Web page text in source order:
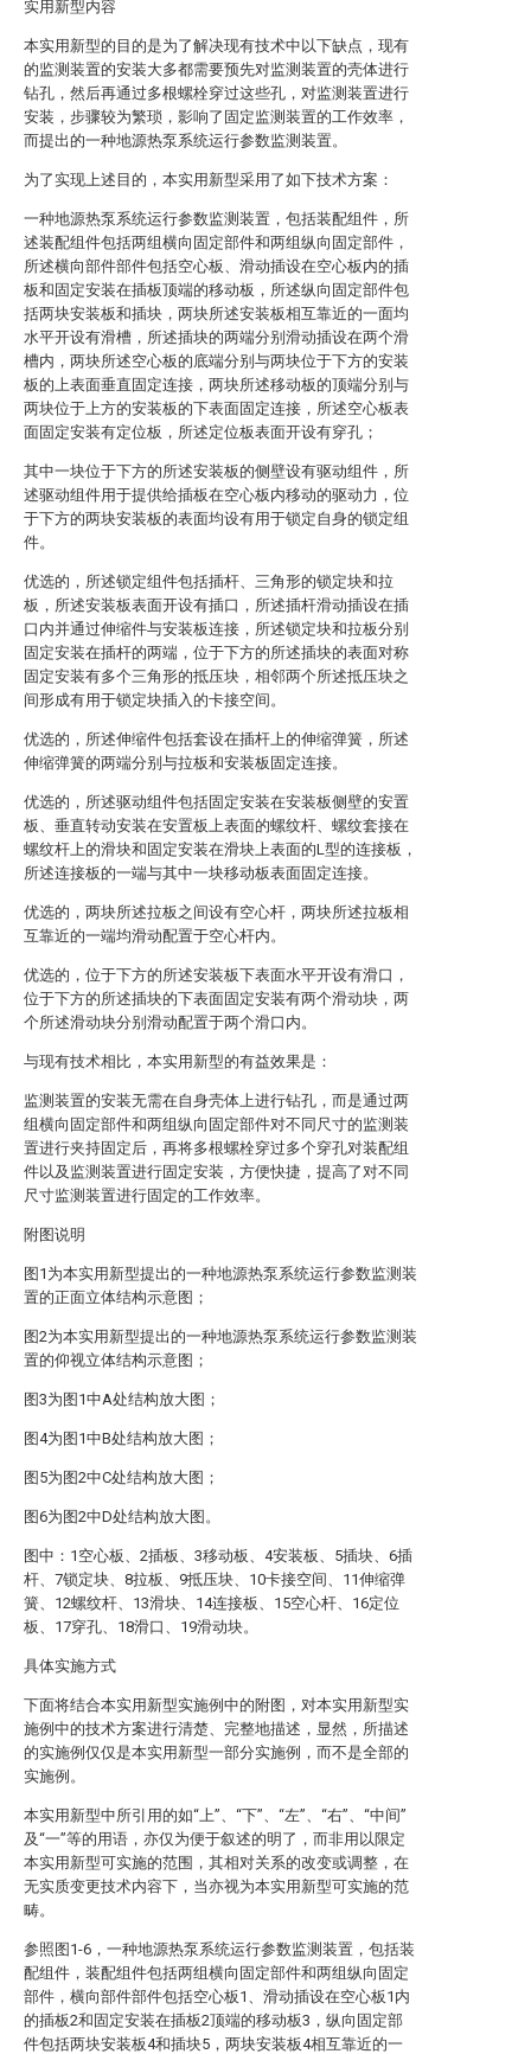
实用新型内容
本实用新型的目的是为了解决现有技术中以下缺点，现有
的监测装置的安装大多都需要预先对监测装置的壳体进行
钻孔，然后再通过多根螺栓穿过这些孔，对监测装置进行
安装，步骤较为繁琐，影响了固定监测装置的工作效率，
而提出的一种地源热泵系统运行参数监测装置。
为了实现上述目的，本实用新型采用了如下技术方案：
一种地源热泵系统运行参数监测装置，包括装配组件，所
述装配组件包括两组横向固定部件和两组纵向固定部件，
所述横向部件部件包括空心板、滑动插设在空心板内的插
板和固定安装在插板顶端的移动板，所述纵向固定部件包
括两块安装板和插块，两块所述安装板相互靠近的一面均
水平开设有滑槽，所述插块的两端分别滑动插设在两个滑
槽内，两块所述空心板的底端分别与两块位于下方的安装
板的上表面垂直固定连接，两块所述移动板的顶端分别与
两块位于上方的安装板的下表面固定连接，所述空心板表
面固定安装有定位板，所述定位板表面开设有穿孔；
其中一块位于下方的所述安装板的侧壁设有驱动组件，所
述驱动组件用于提供给插板在空心板内移动的驱动力，位
于下方的两块安装板的表面均设有用于锁定自身的锁定组
件。
优选的，所述锁定组件包括插杆、三角形的锁定块和拉
板，所述安装板表面开设有插口，所述插杆滑动插设在插
口内并通过伸缩件与安装板连接，所述锁定块和拉板分别
固定安装在插杆的两端，位于下方的所述插块的表面对称
固定安装有多个三角形的抵压块，相邻两个所述抵压块之
间形成有用于锁定块插入的卡接空间。
优选的，所述伸缩件包括套设在插杆上的伸缩弹簧，所述
伸缩弹簧的两端分别与拉板和安装板固定连接。
优选的，所述驱动组件包括固定安装在安装板侧壁的安置
板、垂直转动安装在安置板上表面的螺纹杆、螺纹套接在
螺纹杆上的滑块和固定安装在滑块上表面的L型的连接板，
所述连接板的一端与其中一块移动板表面固定连接。
优选的，两块所述拉板之间设有空心杆，两块所述拉板相
互靠近的一端均滑动配置于空心杆内。
优选的，位于下方的所述安装板下表面水平开设有滑口，
位于下方的所述插块的下表面固定安装有两个滑动块，两
个所述滑动块分别滑动配置于两个滑口内。
与现有技术相比，本实用新型的有益效果是：
监测装置的安装无需在自身壳体上进行钻孔，而是通过两
组横向固定部件和两组纵向固定部件对不同尺寸的监测装
置进行夹持固定后，再将多根螺栓穿过多个穿孔对装配组
件以及监测装置进行固定安装，方便快捷，提高了对不同
尺寸监测装置进行固定的工作效率。
附图说明
图1为本实用新型提出的一种地源热泵系统运行参数监测装
置的正面立体结构示意图；
图2为本实用新型提出的一种地源热泵系统运行参数监测装
置的仰视立体结构示意图；
图3为图1中A处结构放大图；
图4为图1中B处结构放大图；
图5为图2中C处结构放大图；
图6为图2中D处结构放大图。
图中：1空心板、2插板、3移动板、4安装板、5插块、6插
杆、7锁定块、8拉板、9抵压块、10卡接空间、11伸缩弹
簧、12螺纹杆、13滑块、14连接板、15空心杆、16定位
板、17穿孔、18滑口、19滑动块。
具体实施方式
下面将结合本实用新型实施例中的附图，对本实用新型实
施例中的技术方案进行清楚、完整地描述，显然，所描述
的实施例仅仅是本实用新型一部分实施例，而不是全部的
实施例。
本实用新型中所引用的如“上”、“下”、“左”、“右”、“中间”
及“一”等的用语，亦仅为便于叙述的明了，而非用以限定
本实用新型可实施的范围，其相对关系的改变或调整，在
无实质变更技术内容下，当亦视为本实用新型可实施的范
畴。
参照图1-6，一种地源热泵系统运行参数监测装置，包括装
配组件，装配组件包括两组横向固定部件和两组纵向固定
部件，横向部件部件包括空心板1、滑动插设在空心板1内
的插板2和固定安装在插板2顶端的移动板3，纵向固定部
件包括两块安装板4和插块5，两块安装板4相互靠近的一